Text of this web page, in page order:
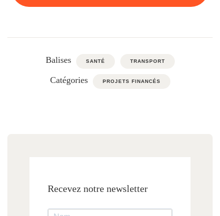
Balises SANTÉ TRANSPORT
Catégories PROJETS FINANCÉS
Recevez notre newsletter